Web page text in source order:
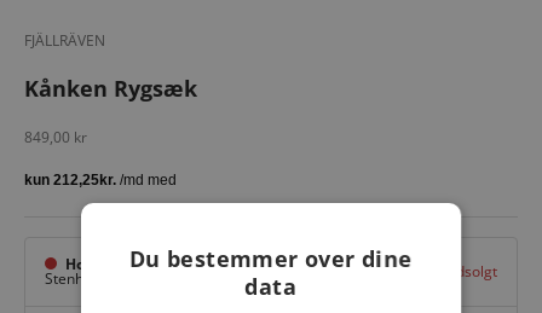
FJÄLLRÄVEN
Kånken Rygsæk
Salgspris
849,00 kr
Hovedlager
Stenhuggervej 10, Udsolgt
Du bestemmer over dine
data